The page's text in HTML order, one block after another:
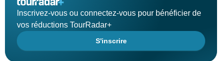
Inscrivez-vous ou connectez-vous pour bénéficier de
vos réductions TourRadar+
S'inscrire